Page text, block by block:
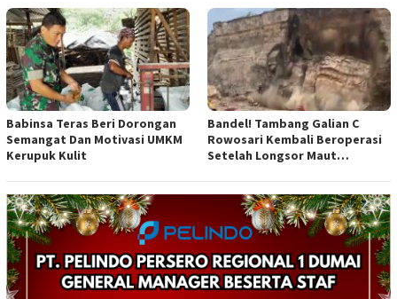
Anggaran
Babinsa Teras Beri Dorongan
Semangat Dan Motivasi UMKM
Kerupuk Kulit
Bandel! Tambang Galian C
Rowosari Kembali Beroperasi
Setelah Longsor Maut